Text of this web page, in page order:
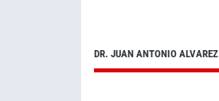
DR. JUAN ANTONIO ALVAREZ